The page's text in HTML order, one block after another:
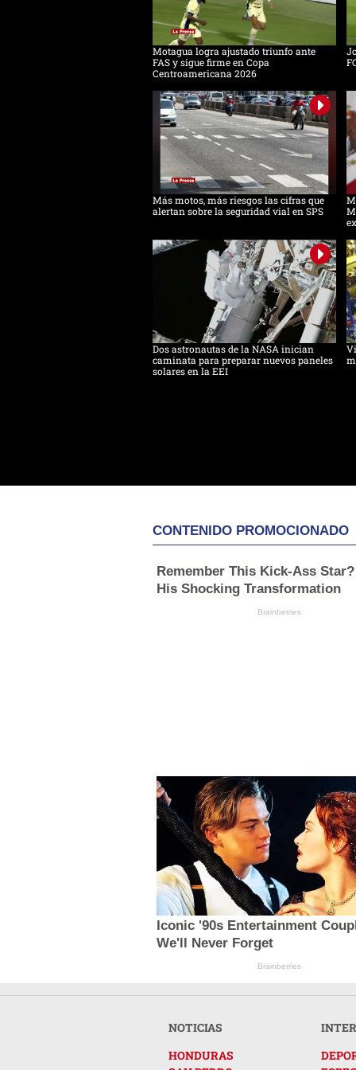
Motagua logra ajustado triunfo ante
FAS y sigue firme en Copa
Centroamericana 2026
Más motos, más riesgos las cifras que
alertan sobre la seguridad vial en SPS
Dos astronautas de la NASA inician
caminata para preparar nuevos paneles
solares en la EEI
CONTENIDO PROMOCIONADO
Remember This Kick-Ass Star?
His Shocking Transformation
Brainberries
Iconic '90s Entertainment
We'll Never Forget
Brainberries
NOTICIAS
HONDURAS